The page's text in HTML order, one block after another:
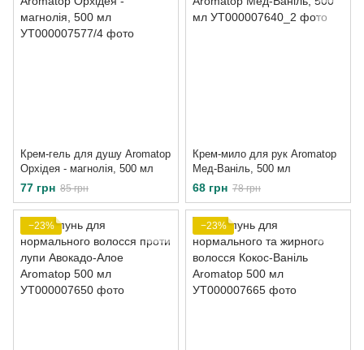
Крем-гель для душу Aromatop
Орхідея - магнолія, 500 мл
77 грн 85 грн
Крем-мило для рук Aromatop
Мед-Ваніль, 500 мл
68 грн 78 грн
−23% −23%